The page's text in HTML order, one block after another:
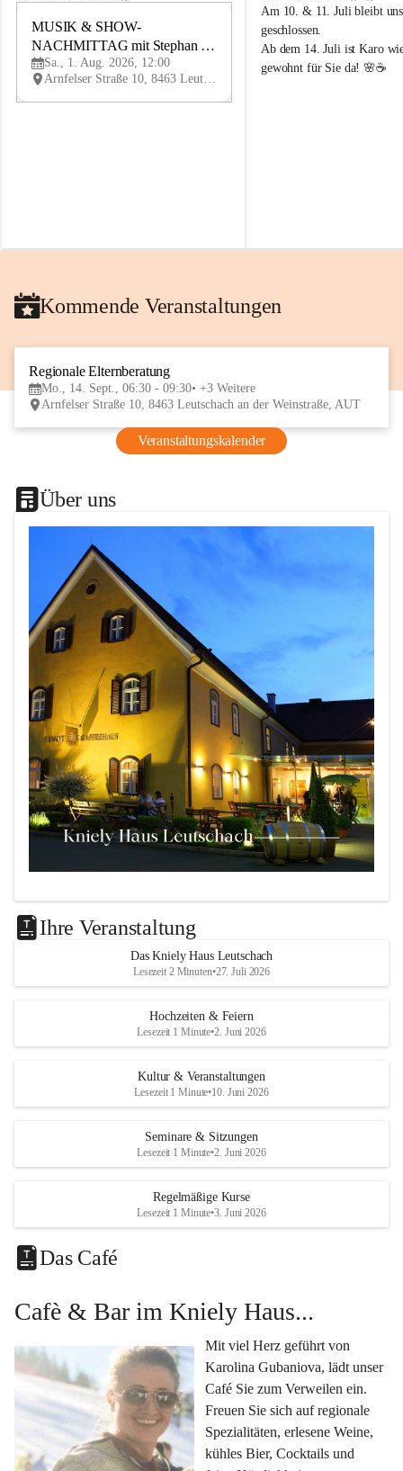
AU
MUSIK & SHOW-
NACHMITTAG mit Stephan
Herzog
Sa., 1. Aug. 2026, 12:00
Arnfelser Straße 10, 8463 Leutschach an der Weinstraße, AUT
n
i
e
y
Am 10. & 11. Juli bleibt
geschlossen.
Ab dem 14. Juli ist Karo
gewohnt für Sie da! 🌸☕
Kommende Veranstaltungen
Regionale Elternberatung
Mo., 14. Sept., 06:30 - 09:30 +3 Weitere
Arnfelser Straße 10, 8463 Leutschach an der Weinstraße, AUT
Veranstaltungskalender
Über uns
in unserem wunderschönen Leutschach an der Weinstraße!
Unsere Highlights:
Ein klimatisierter Seminarraum für kleinere Gruppen
bis 25 Personen.
Eine voll ausgestattete Küche
für Catering oder
eigene kulinarische Highlights.
Klimatisiertes Foyer mit Theken-Infrastruktur,
Künstlergarderobe, kleiner Garten und Festwiese –
alles für Ihre perfekte Veranstaltung.
Seminare & Workshops, Hochzeiten &
Familienfeiern, Tagungen, Kulturevents oder Kundenevents
– bei uns finden Sie den passenden Rahmen für Ihre Ideen.
Lassen Sie sich von Karolina Gubaniova mit regionalen
Spezialitäten, edlen Weinen und kleinen Köstlichkeiten
verwöhnen.
Fragen oder Anfragen?
Kontaktieren Sie uns gerne per Mail
l.kohlmaier@leutschach-weinstrasse.gv.at
oder
+4334547060223
Ihre Veranstaltung
Das Kniely Haus Leutschach
Lesezeit 2 Minuten•27. Juli 2026
Hochzeiten & Feiern
Lesezeit 1 Minute•2. Juni 2026
Kultur & Veranstaltungen
Lesezeit 1 Minute•10. Juni 2026
Seminare & Sitzungen
Lesezeit 1 Minute•2. Juni 2026
Regelmäßige Kurse
Lesezeit 1 Minute•3. Juni 2026
Das Café
Cafè & Bar im Kniely Haus...
Mit viel Herz geführt von
Karolina Gubaniova, lädt unser
Café Sie zum Verweilen ein.
Freuen Sie sich auf regionale
Spezialitäten, erlesene Weine,
kühles Bier, Cocktails und